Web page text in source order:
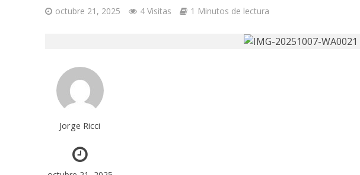
octubre 21, 2025 4 Visitas 1 Minutos de lectura
Jorge Ricci